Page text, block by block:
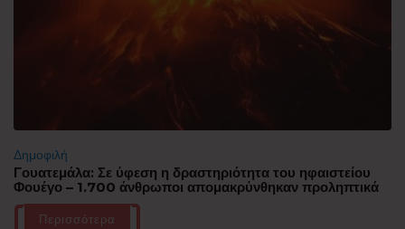
Δημοφιλή
Γουατεμάλα: Σε ύφεση η δραστηριότητα του ηφαιστείου
Φουέγο – 1.700 άνθρωποι απομακρύνθηκαν προληπτικά
Περισσότερα